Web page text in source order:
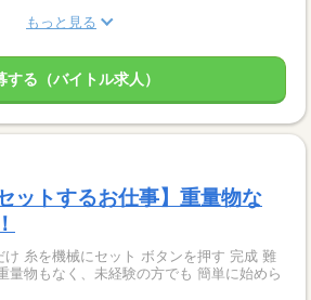
もっと見る
する（バイトル求人）
ットするお仕事】重量物な
糸を機械にセット ボタンを押す 完成 難
量物もなく、未経験の方でも 簡単に始めら